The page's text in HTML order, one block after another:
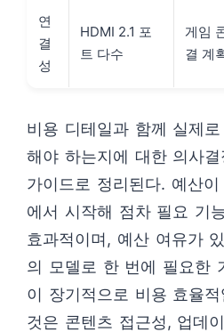
연
결
성
HDMI 2.1 포
트 다수
게임
결 계
비용 디테일과 함께 실제
해야 하는지에 대한 의사
가이드로 정리된다. 예산
에서 시작해 점차 필요 기
효과적이며, 예산 여유가
의 모델로 한 번에 필요한
이 장기적으로 비용 효율
것은 콘텐츠 접근성, 업데